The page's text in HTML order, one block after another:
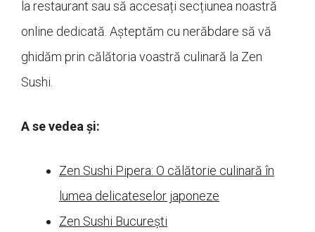
la restaurant sau să accesați secțiunea noastră
online dedicată. Așteptăm cu nerăbdare să vă
ghidăm prin călătoria voastră culinară la Zen
Sushi.
A se vedea și:
Zen Sushi Pipera: O călătorie culinară în
lumea delicateselor japoneze
Zen Sushi București